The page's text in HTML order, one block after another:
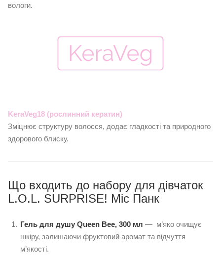
вологи.
KeraVeg18 (рослинний кератин)
Зміцнює структуру волосся, додає гладкості та природного
здорового блиску.
Що входить до набору для дівчаток
L.O.L. SURPRISE! Міс Панк
Гель для душу Queen Bee, 300 мл — м’яко очищує
шкіру, залишаючи фруктовий аромат та відчуття
м’якості.